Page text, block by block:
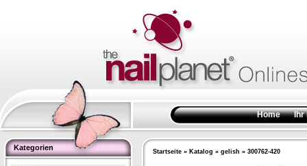
Home Ihr
Kategorien Startseite » Katalog » gelish » 300762-420